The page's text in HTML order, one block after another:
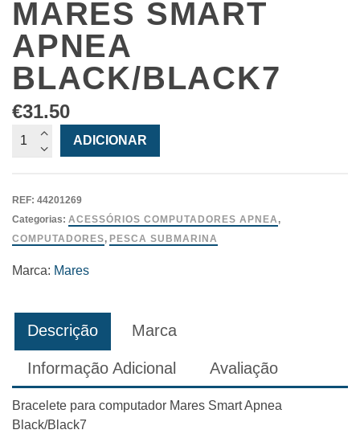
MARES SMART
APNEA
BLACK/BLACK7
€31.50
Quantidade
Black/Black7
ADICIONAR
REF: 44201269
Categorias: ACESSÓRIOS COMPUTADORES APNEA ,
COMPUTADORES, PESCA SUBMARINA
Marca: Mares
Descrição Marca
Informação Adicional Avaliação
Bracelete para computador Mares Smart Apnea
Black/Black7